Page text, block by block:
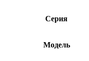
Серия
Модель